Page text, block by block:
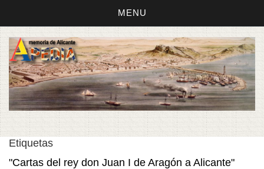
MENU
Etiquetas
"Cartas del rey don Juan I de Aragón a Alicante"